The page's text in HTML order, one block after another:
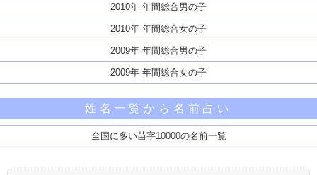
2010年 年間総合男の子
2010年 年間総合女の子
2009年 年間総合男の子
2009年 年間総合女の子
姓名一覧から名前占い
全国に多い苗字10000の名前一覧